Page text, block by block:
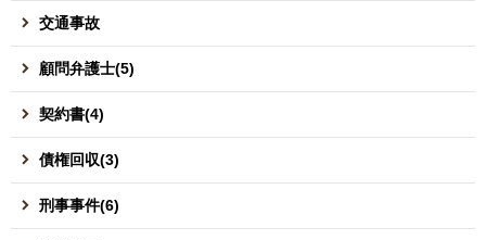
交通事故
顧問弁護士(5)
契約書(4)
債権回収(3)
刑事事件(6)